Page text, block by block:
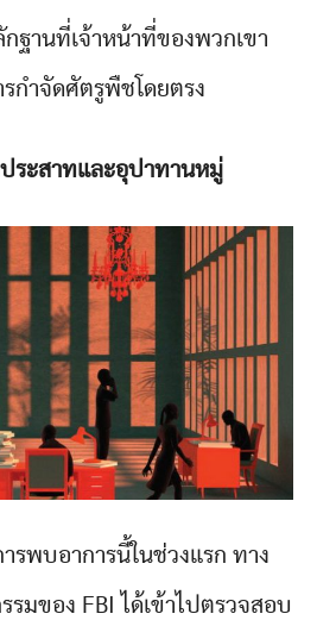
กฐานที่เจ้าหน้าที่ของพวกเขา
กำจัดศัตรูพืชโดยตรง
ประสาทและอุปาทานหมู่
รพบอาการนี้ในช่วงแรก ทาง
รมของ FBI ได้เข้าไปตรวจสอบ